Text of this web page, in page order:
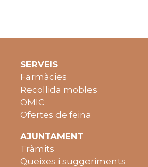
SERVEIS
Farmàcies
Recollida mobles
OMIC
Ofertes de feina
AJUNTAMENT
Tràmits
Queixes i suggeriments